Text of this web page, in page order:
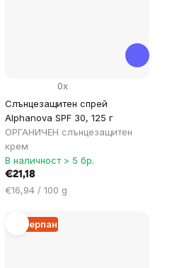
Слънцезащитен спрей
Alphanova SPF 30, 125 г
ОРГАНИЧЕН слънцезащитен
крем
0x
В наличност > 5 бр.
€21,18
Цена
мярка:
€16,94 / 100 g
Изчерпан